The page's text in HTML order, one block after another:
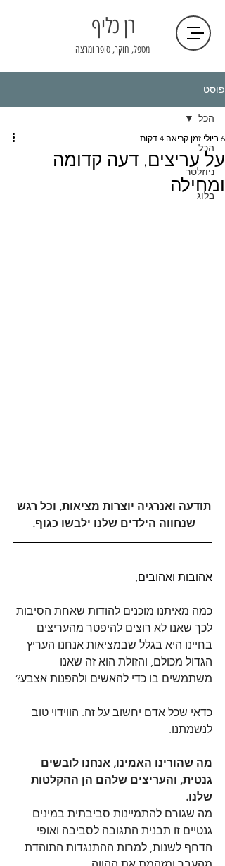
רן כליף
מטפל, חוקר, סופר ומרצה
פוסט
הכל
ניוזלטר
בלוג
הכל
על עריצים, דעה קדומה
ומחילה
6 ביולי זמן קריאה 4 דקות
תודעה ואנרגיה יוצרות מציאות, וכל רגש
שנחווה הילדים שלנו ילבשו כגוף.
אהובות ואהובים,
כמה מאיתנו מוכנים להודות שאחת הסיבות
לכך שאנו לא רוצים להיפטר מהעריצים
בחיינו היא בגלל שבמציאות אנחנו העריץ
הגדול מכולם, והזולת הוא זה שאנו
משתמשים בו כדי להאשים ולהפנות אצבע?
כדאי שכל אדם יחשוב על זה. הווידוי טוב
לנשמתנו.
מה שהורינו האמינו, אנחנו לובשים
גנטית, והעריצים שלהם הן ההקלטות
שלנו.
מה שגורם להתמיינות סביבתית במינים
גנטיים זו תבנית התגובה לסביבה ואופי
הדחף לשנות, למרות ההתנגדות התוהדת